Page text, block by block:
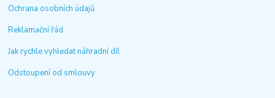
Ochrana osobních údajů
Reklamační řád
Jak rychle vyhledat náhradní díl
Odstoupení od smlouvy